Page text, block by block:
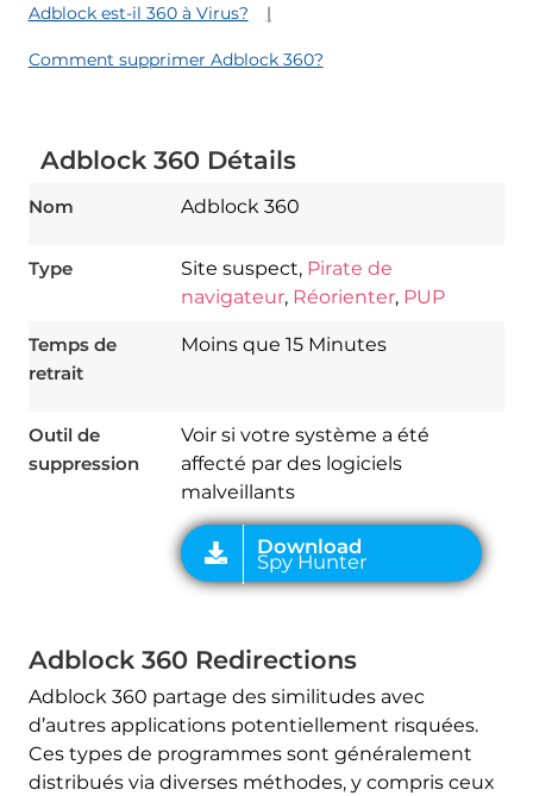
Adblock est-il 360 à Virus?
Comment supprimer Adblock 360?
Adblock 360 Détails
Nom Adblock 360
Type Site suspect, Pirate de
navigateur, Réorienter, PUP
Temps de
retrait
Moins que 15 Minutes
Outil de
suppression
Voir si votre système a été
affecté par des logiciels
malveillants
Adblock 360 Redirections
Adblock 360 partage des similitudes avec
d’autres applications potentiellement risquées.
Ces types de programmes sont généralement
distribués via diverses méthodes, y compris ceux